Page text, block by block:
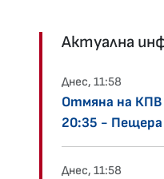
Актуална
Днес, 11:58
Отмяна на КПВ
20:35 - Пещера
Днес, 11:58